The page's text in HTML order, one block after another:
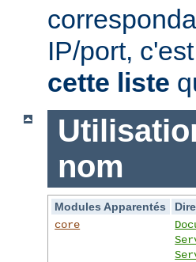
IP/port, c'est
cette liste
nom
Modules Apparentés
core